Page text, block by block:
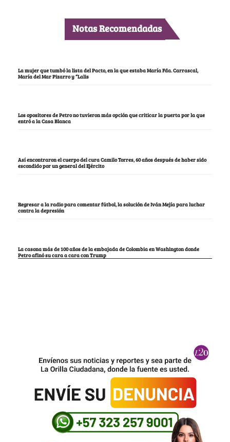
Notas Recomendadas
La mujer que tumbó la lista del Pacto, en la que estaba María Fda. Carrascal,
María del Mar Pizarro y “Lalis
Los opositores de Petro no tuvieron más opción que criticar la puerta por la que
entró a la Casa Blanca
Así encontraron el cuerpo del cura Camilo Torres, 60 años después de haber sido
escondido por un general del Ejército
Regresar a la radio para comentar fútbol, la solución de Iván Mejía para luchar
contra la depresión
La casona más de 100 años de la embajada de Colombia en Washington donde
Petro afinó su cara a cara con Trump